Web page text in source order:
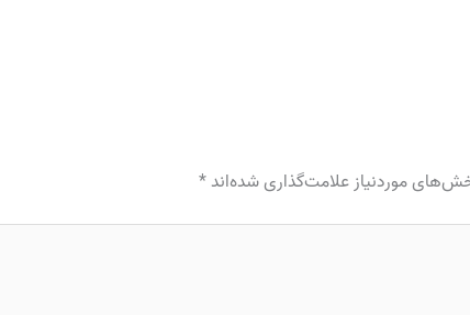
موردنیاز علامت‌گذاری شده‌اند*